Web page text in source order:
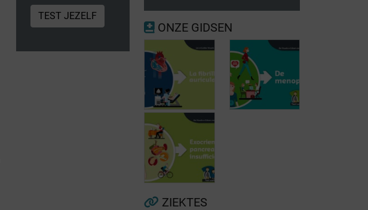
TEST JEZELF
ONZE GIDSEN
Voorkamerfibrillatie
ZIEKTES